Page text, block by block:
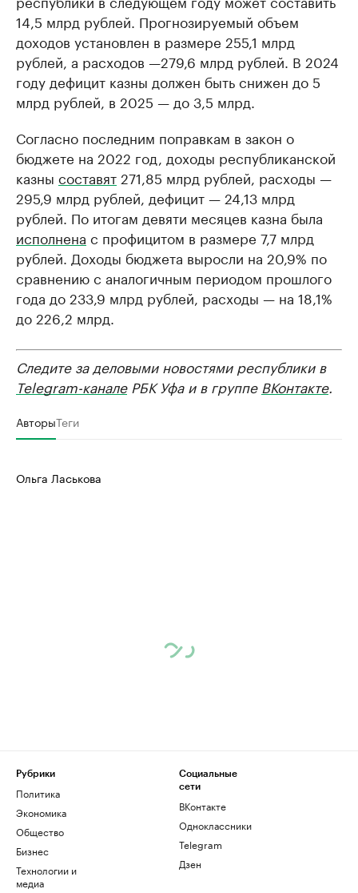
14,5 млрд рублей. Прогнозируемый объем
доходов установлен в размере 255,1 млрд
рублей, а расходов —279,6 млрд рублей. В 2024
году дефицит казны должен быть снижен до 5
млрд рублей, в 2025 — до 3,5 млрд.
Согласно последним поправкам в закон о
бюджете на 2022 год, доходы республиканской
казны составят 271,85 млрд рублей, расходы —
295,9 млрд рублей, дефицит — 24,13 млрд
рублей. По итогам девяти месяцев казна была
исполнена с профицитом в размере 7,7 млрд
рублей. Доходы бюджета выросли на 20,9% по
сравнению с аналогичным периодом прошлого
года до 233,9 млрд рублей, расходы — на 18,1%
до 226,2 млрд.
Следите за деловыми новостями республики в
Telegram-каналеРБК Уфа и в группе ВКонтакте.
АвторыТеги
Ольга Ласькова
Рубрики
Политика
Экономика
Общество
Бизнес
Технологии и
медиа
Социальные
сети
ВКонтакте
Одноклассники
Telegram
Дзен